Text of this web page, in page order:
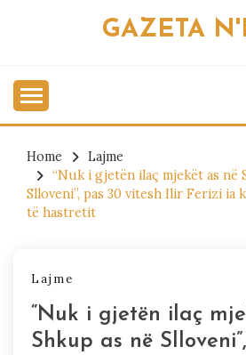
GAZETA
Home
Lajme
“Nuk i gjetën ilaç mjekët as në
Slloveni”, pas 30 vitesh Ilir Ferizi
të hastretit
Lajme
“Nuk i gjetën ilaç
Shkup as në